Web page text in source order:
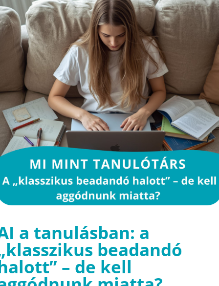
a tanulásban: a
beadandó
– de kell